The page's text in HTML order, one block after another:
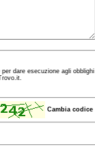
dare esecuzione agli obblighi
Cambia codice